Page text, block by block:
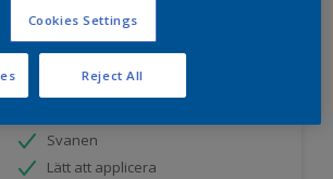
Endless Sky takfärg
Svanen
Lätt att applicera
Cookies Settings
Reject All